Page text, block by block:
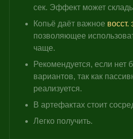
сек. Эффект может
Копьё даёт важное восст.
позволяющее
чаще.
Рекомендуется, если нет
вариантов, так как
реализуется.
В артефактах стоит
Легко получить.